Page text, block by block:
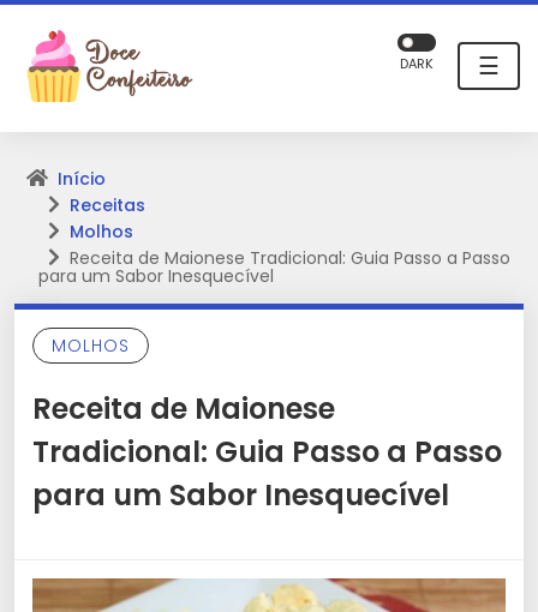
☰
DARK
Início
Receitas
Molhos
Receita de Maionese Tradicional: Guia Passo a Passo
para um Sabor Inesquecível
MOLHOS
Receita de Maionese
Tradicional: Guia Passo a Passo
para um Sabor Inesquecível